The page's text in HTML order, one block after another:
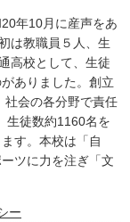
年10月に産声をあ
は教職員５人、生
高校として、生徒
ありました。創立
社会の各分野で責任
生徒数約1160名を
す。本校は「自
ツに力を注ぎ「文
ー